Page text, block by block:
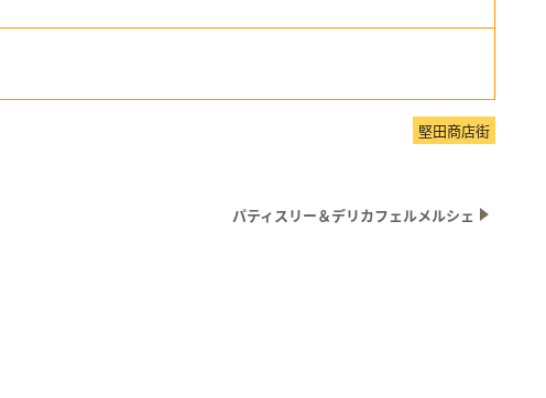
堅田商店街
パティスリー＆デリカフェルメルシェ